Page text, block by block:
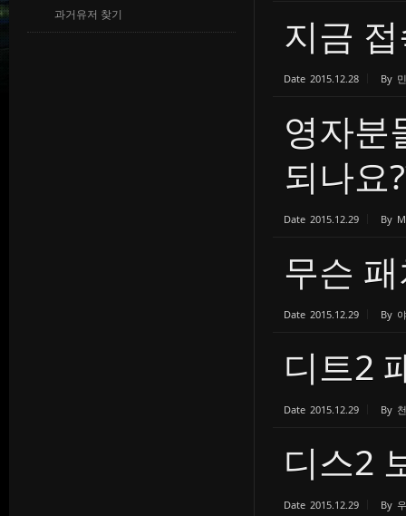
과거유저 찾기 지금
Date 2015.12.28 By
영자
되나요
Date 2015.12.29 By
무슨
Date 2015.12.29 By
디트2
Date 2015.12.29 By
디스2
Date 2015.12.29 By